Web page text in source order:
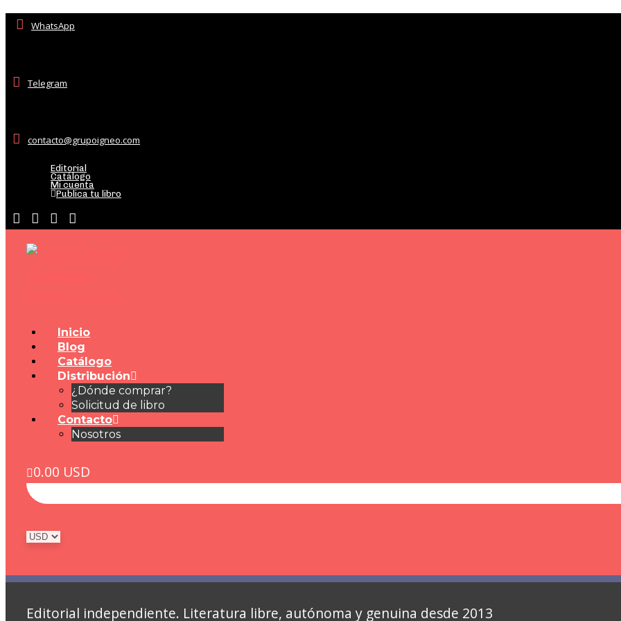
WhatsApp
Telegram
contacto@grupoigneo.com
Editorial
Catálogo
Mi cuenta
Publica tu libro
Inicio
Blog
Catálogo
Distribución
¿Dónde comprar?
Solicitud de libro
Contacto
Nosotros
0.00 USD
Editorial independiente. Literatura libre, autónoma y genuina desde 2013